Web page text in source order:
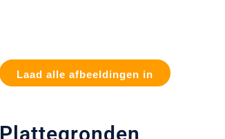
Laad alle afbeeldingen in
Plattegronden